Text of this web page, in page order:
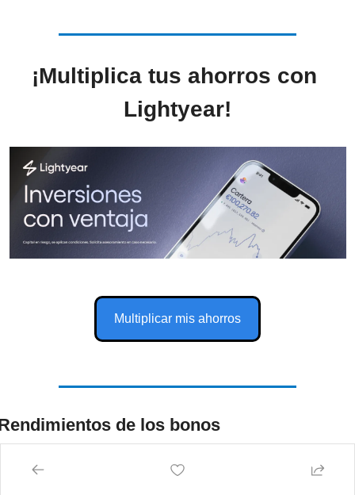
¡Multiplica tus ahorros con
Lightyear!
Multiplicar mis ahorros
de los bonos
hoy no invitan mucho a que este movimiento continúe...